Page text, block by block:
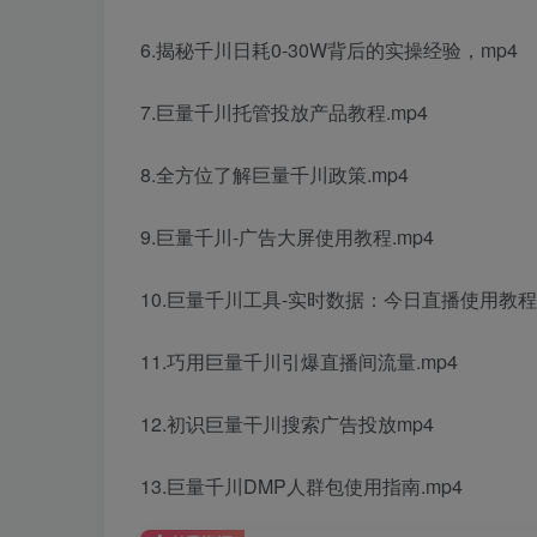
6.揭秘千川日耗0-30W背后的实操经验，mp4
7.巨量千川托管投放产品教程.mp4
8.全方位了解巨量千川政策.mp4
9.巨量千川-广告大屏使用教程.mp4
10.巨量千川工具-实时数据：今日直播使用教
11.巧用巨量千川引爆直播间流量.mp4
12.初识巨量干川搜索广告投放mp4
13.巨量千川DMP人群包使用指南.mp4